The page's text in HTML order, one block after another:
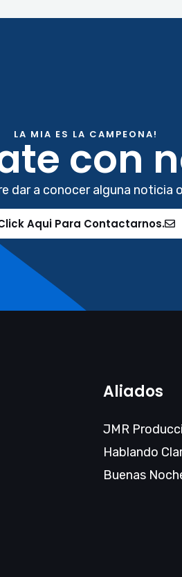
LA MIA ES LA CAMPEONA!
con
dar a conocer alguna noticia
Aqui Para Contactarnos.
Aliados
JMR
Hablando
Buenas